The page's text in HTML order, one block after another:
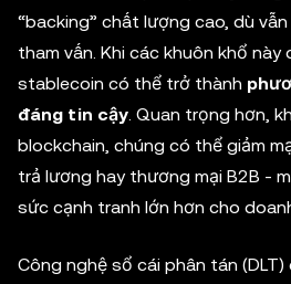
“backing” chất lượng cao, dù
tham vấn. Khi các khuôn khổ này
stablecoin có thể trở thành
đáng tin cậy. Quan trọng hơn,
blockchain, chúng có thể giảm
trả lương hay thương mại B2B -
sức cạnh tranh lớn hơn cho
Công nghệ sổ cái phân tán